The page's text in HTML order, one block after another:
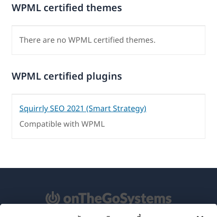
WPML certified themes
There are no WPML certified themes.
WPML certified plugins
Squirrly SEO 2021 (Smart Strategy)
Compatible with WPML